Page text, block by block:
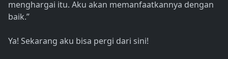
menghargai itu. Aku akan memanfaatkannya dengan
baik.”
Ya! Sekarang aku bisa pergi dari sini!